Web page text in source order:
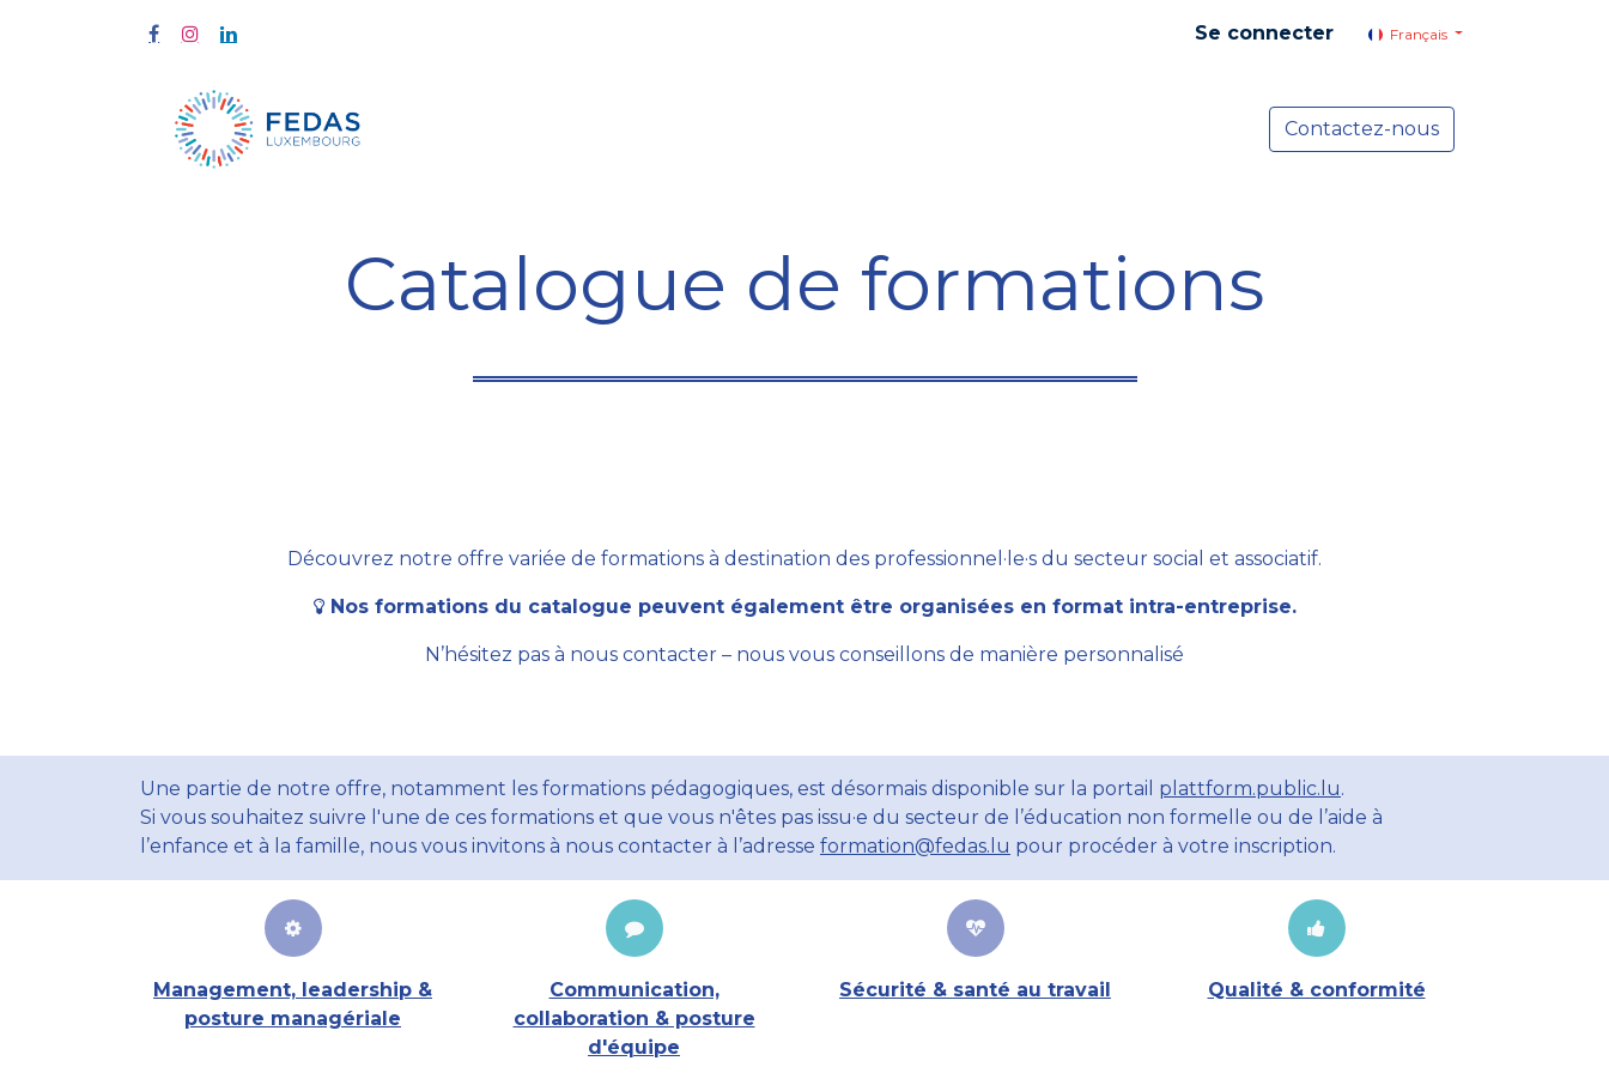
Se connecter Français
Actualités
Contactez-nous
Catalogue de formations
Découvrez notre offre variée de formations à destination des professionnel·le·s du secteur social et associatif.
Nos formations du catalogue peuvent également être organisées en format intra-entreprise.
N’hésitez pas à nous contacter – nous vous conseillons de manière personnalisé
Une partie de notre offre, notamment les formations pédagogiques, est désormais disponible sur la portail plattform.public.lu.
Si vous souhaitez suivre l'une de ces formations et que vous n'êtes pas issu·e du secteur de l’éducation non formelle ou de l’aide à
l’enfance et à la famille, nous vous invitons à nous contacter à l’adresse formation@fedas.lu pour procéder à votre inscription.
Management, leadership &
posture managériale
Communication,
collaboration & posture
d'équipe
Sécurité & santé au travail Qualité & conformité